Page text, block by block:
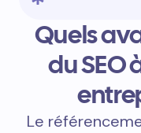
Quels
du SEO
Le